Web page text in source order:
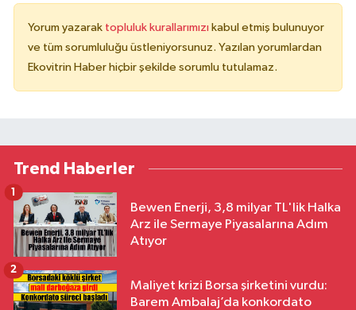
Yorum yazarak topluluk kurallarımızı kabul etmiş bulunuyor
ve tüm sorumluluğu üstleniyorsunuz. Yazılan yorumlardan
Ekovitrin Haber hiçbir şekilde sorumlu tutulamaz.
Trend Haberler
Bewen Enerji, 3,8 milyar TL'lik Halka
Arz ile Sermaye Piyasalarına Adım
Atıyor
1
Maliyet krizi Borsa şirketini vurdu:
Barem Ambalaj’da konkordato
2